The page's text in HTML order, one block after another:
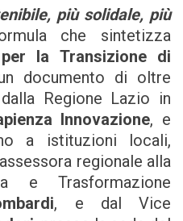
più solidale, più
che sintetizza
la Transizione di
documento di oltre
Regione Lazio in
Innovazione, e
a istituzioni locali,
regionale alla
e Trasformazione
, e dal Vice